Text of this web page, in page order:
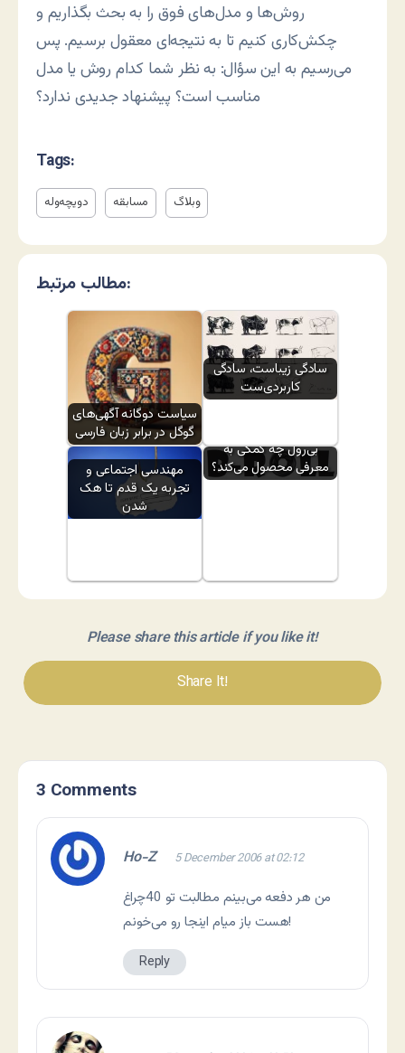
روش‌ها و مدل‌های فوق را به بحث بگذاریم و
چکش‌کاری کنیم تا به نتیجه‌ای معقول برسیم. پس
می‌رسیم به این سؤال: به نظر شما کدام روش یا مدل
مناسب است؟ پیشنهاد جدیدی ندارد؟
Tags:
دویچه‌وله مسابقه وبلاگ
مطالب مرتبط:
سیاست دوگانه آگهی‌های
گوگل در برابر زبان فارسی
سادگی زیباست، سادگی
کاربردی‌ست
مهندسی اجتماعی و
تجربه یک قدم تا هک
شدن
بی‌رول چه کمکی به
معرفی محصول می‌کند؟
Please share this article if you like it!
Share It!
3 Comments
Ho-Z 5 December 2006 at 02:12
من هر دفعه می‌بینم مطالبت تو 40چراغ
هست باز میام اینجا رو می‌خونم!
Reply